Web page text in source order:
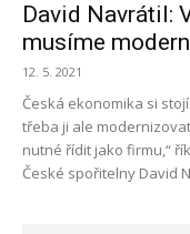
David Navrátil:
musíme
12. 5. 2021
Česká ekonomika si
třeba ji ale
nutné řídit jako firmu,“
České spořitelny David